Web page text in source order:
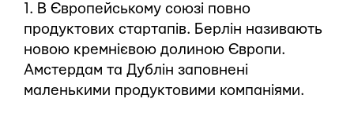
1. В Європейському союзі повно
продуктових стартапів. Берлін називають
новою кремнієвою долиною Європи.
Амстердам та Дублін заповнені
маленькими продуктовими компаніями.